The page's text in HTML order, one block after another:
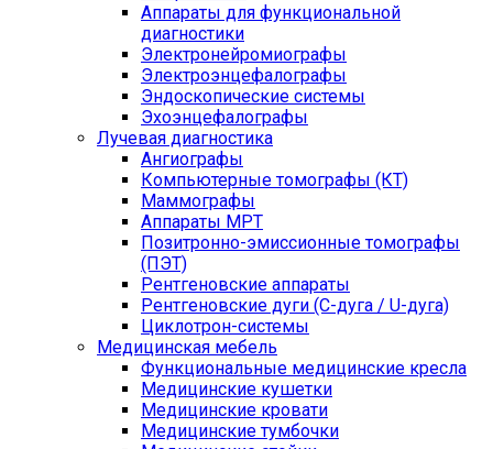
Аппараты для функциональной
диагностики
Электронейромиографы
Электроэнцефалографы
Эндоскопические системы
Эхоэнцефалографы
Лучевая диагностика
Ангиографы
Компьютерные томографы (КТ)
Маммографы
Аппараты МРТ
Позитронно-эмиссионные томографы
(ПЭТ)
Рентгеновские аппараты
Рентгеновские дуги (С-дуга / U-дуга)
Циклотрон-системы
Медицинская мебель
Функциональные медицинские кресла
Медицинские кушетки
Медицинские кровати
Медицинские тумбочки